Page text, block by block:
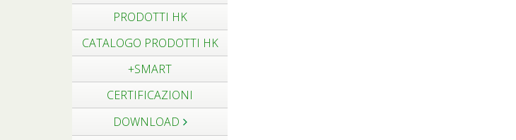
PRODOTTI HK
CATALOGO PRODOTTI HK
+SMART
CERTIFICAZIONI
DOWNLOAD